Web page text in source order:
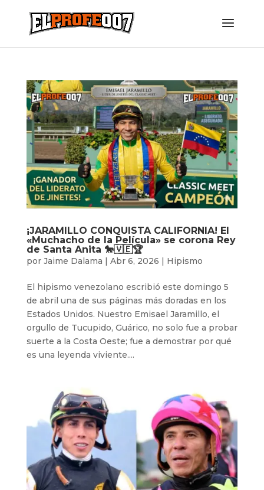
¡JARAMILLO CONQUISTA CALIFORNIA! El
«Muchacho de la Película» se corona Rey
de Santa Anita 🐎🇻🇪🏆
por Jaime Dalama | Abr 6, 2026 | Hipismo
El hipismo venezolano escribió este domingo 5
de abril una de sus páginas más doradas en los
Estados Unidos. Nuestro Emisael Jaramillo, el
orgullo de Tucupido, Guárico, no solo fue a probar
suerte a la Costa Oeste; fue a demostrar por qué
es una leyenda viviente....